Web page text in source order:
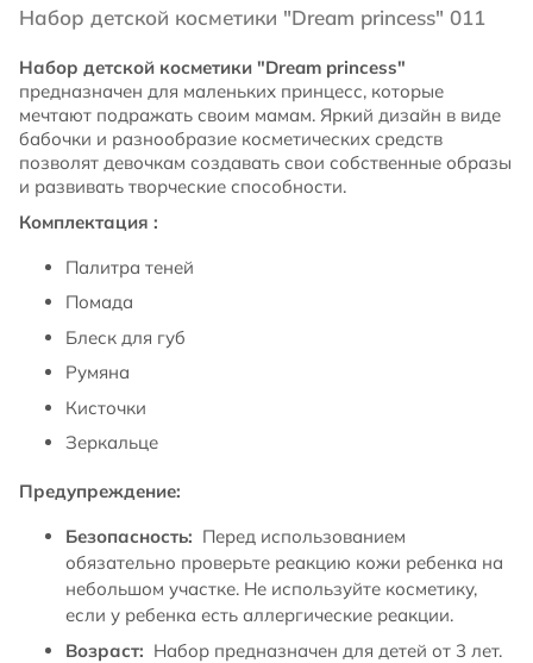
Набор детской косметики "Dream princess" 011
Набор детской косметики "Dream princess"
предназначен для маленьких принцесс, которые
мечтают подражать своим мамам. Яркий дизайн в виде
бабочки и разнообразие косметических средств
позволят девочкам создавать свои собственные образы
и развивать творческие способности.
Комплектация :
Палитра теней
Помада
Блеск для губ
Румяна
Кисточки
Зеркальце
Предупреждение:
Безопасность: Перед использованием
обязательно проверьте реакцию кожи ребенка на
небольшом участке. Не используйте косметику,
если у ребенка есть аллергические реакции.
Возраст: Набор предназначен для детей от 3 лет.